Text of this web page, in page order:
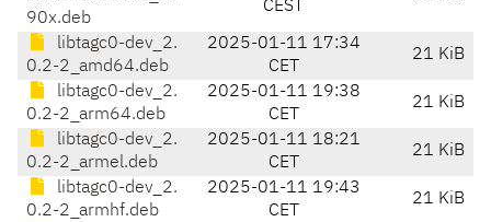
90x.deb
CEST
libtagc0-dev_2.
0.2-2_amd64.deb
2025-01-11 17:34
CET
21 KiB
libtagc0-dev_2.
0.2-2_arm64.deb
2025-01-11 19:38
CET
21 KiB
libtagc0-dev_2.
0.2-2_armel.deb
2025-01-11 18:21
CET
21 KiB
libtagc0-dev_2.
0.2-2_armhf.deb
2025-01-11 19:43
CET
21 KiB